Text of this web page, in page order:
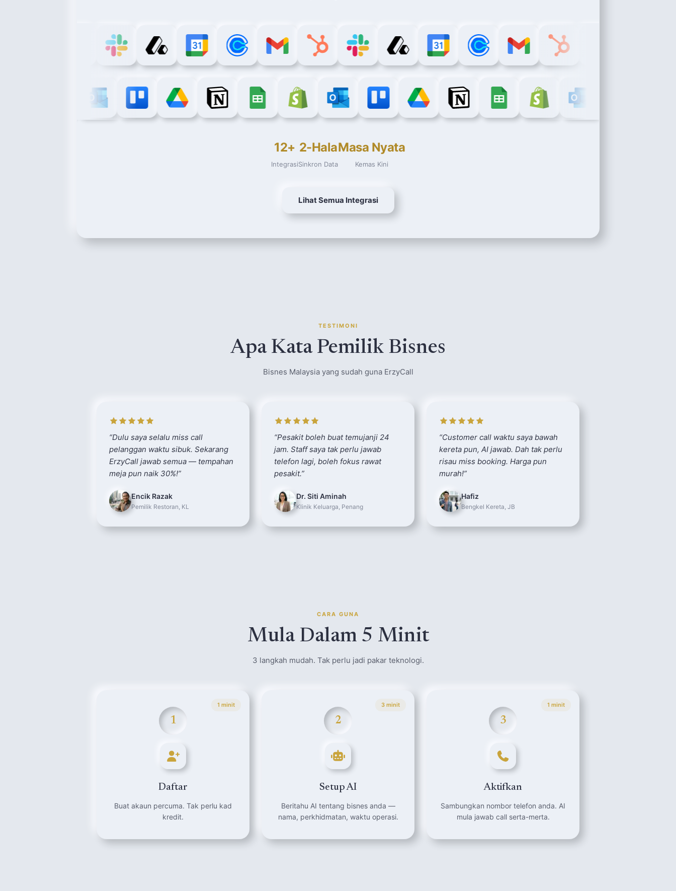
12+
Integrasi
2-Hala
Sinkron Data
Masa Nyata
Kemas Kini
Lihat Semua Integrasi
TESTIMONI
Apa Kata Pemilik Bisnes
Bisnes Malaysia yang sudah guna ErzyCall
“Dulu saya selalu miss call
pelanggan waktu sibuk. Sekarang
ErzyCall jawab semua — tempahan
meja pun naik 30%!”
Encik Razak
Pemilik Restoran, KL
“Pesakit boleh buat temujanji 24
jam. Staff saya tak perlu jawab
telefon lagi, boleh fokus rawat
pesakit.”
Dr. Siti Aminah
Klinik Keluarga, Penang
“Customer call waktu saya bawah
kereta pun, AI jawab. Dah tak perlu
risau miss booking. Harga pun
murah!”
Hafiz
Bengkel Kereta, JB
CARA GUNA
Mula Dalam 5 Minit
3 langkah mudah. Tak perlu jadi pakar teknologi.
1 minit
1
Daftar
Buat akaun percuma. Tak perlu kad
kredit.
3 minit
2
Setup AI
Beritahu AI tentang bisnes anda —
nama, perkhidmatan, waktu operasi.
1 minit
3
Aktifkan
Sambungkan nombor telefon anda. AI
mula jawab call serta-merta.